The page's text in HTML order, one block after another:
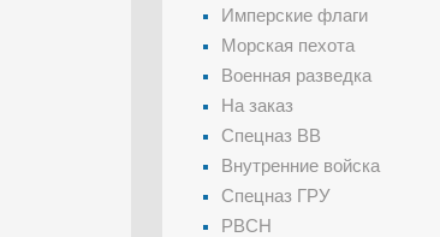
Имперские флаги
Морская пехота
Военная разведка
На заказ
Спецназ ВВ
Внутренние войска
Спецназ ГРУ
РВСН